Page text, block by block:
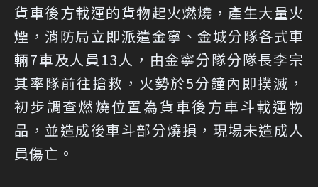
貨車後方載運的貨物起火燃燒，產生大量火
煙，消防局立即派遣金寧、金城分隊各式車
輛7車及人員13人，由金寧分隊分隊長李宗
其率隊前往搶救，火勢於5分鐘內即撲滅，
初步調查燃燒位置為貨車後方車斗載運物
品，並造成後車斗部分燒損，現場未造成人
員傷亡。